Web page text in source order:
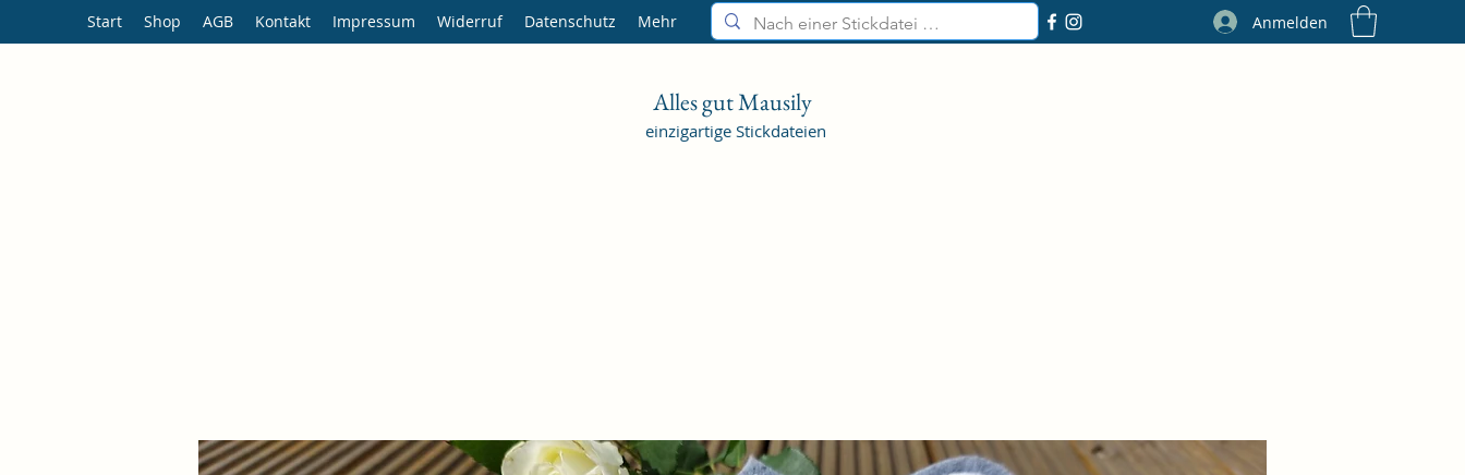
Alles gut Mausily
einzigartige Stickdateien
Start Shop AGB Kontakt Impressum Widerruf Datenschutz Mehr Anmelden